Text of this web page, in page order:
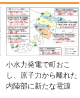
小水力発電で町おこ
し、原子力から離れた
内陸部に新たな電源